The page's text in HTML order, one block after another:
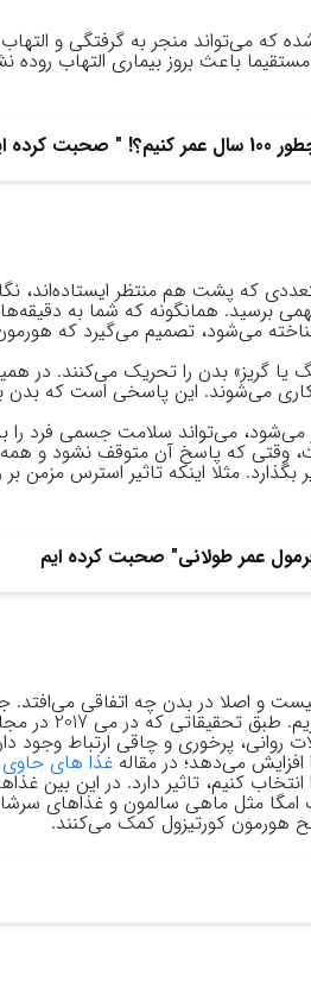
که می‌تواند منجر به گرفتگی و
باعث بروز بیماری التهاب روده
کرده ایم
که پشت هم منتظر ایستاده‌اند،
برسید. همانگونه که شما به
می‌شود، تصمیم می‌گیرد که
گریز» بدن را تحریک می‌کنند. در
می‌شوند. این پاسخی است که بدن
می‌تواند سلامت جسمی فرد را
وقتی که پاسخ آن متوقف نشود و همه
مثلا اینکه تاثیر استرس مزمن
عمر طولانی" صحبت کرده ایم
و اصلا در بدن چه اتفاقی
که در می 2017 در مجله
روانی، پرخوری و چاقی ارتباط وجود
می‌دهد؛ در مقالهغذا های حاوی
کنیم، تاثیر دارد. در این بین
مثل ماهی سالمون و غذاهای سرشار
هورمون کورتیزول کمک می‌کنند.